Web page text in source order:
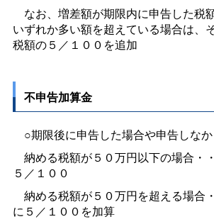
なお、増差額が期限内に申告した税
いずれか多い額を超えている場合は、
税額の５／１００を追加
不申告加算金
○期限後に申告した場合や申告しな
納める税額が５０万円以下の場合・
５／１００
納める税額が５０万円を超える場合
に５／１００を加算